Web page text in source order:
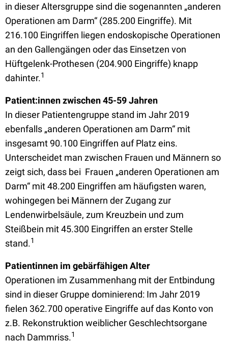
in dieser Altersgruppe sind die sogenannten „anderen
Operationen am Darm“ (285.200 Eingriffe). Mit
216.100 Eingriffen liegen endoskopische Operationen
an den Gallengängen oder das Einsetzen von
Hüftgelenk-Prothesen (204.900 Eingriffe) knapp
dahinter.1
Patient:innen zwischen 45-59 Jahren
In dieser Patientengruppe stand im Jahr 2019
ebenfalls „anderen Operationen am Darm“ mit
insgesamt 90.100 Eingriffen auf Platz eins.
Unterscheidet man zwischen Frauen und Männern so
zeigt sich, dass bei Frauen „anderen Operationen am
Darm“ mit 48.200 Eingriffen am häufigsten waren,
wohingegen bei Männern der Zugang zur
Lendenwirbelsäule, zum Kreuzbein und zum
Steißbein mit 45.300 Eingriffen an erster Stelle
stand.1
Patientinnen im gebärfähigen Alter
Operationen im Zusammenhang mit der Entbindung
sind in dieser Gruppe dominierend: Im Jahr 2019
fielen 362.700 operative Eingriffe auf das Konto von
z.B. Rekonstruktion weiblicher Geschlechtsorgane
nach Dammriss.1